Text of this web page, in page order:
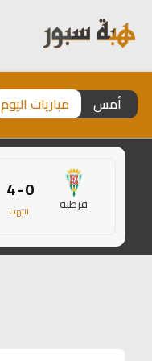
أمس مباريات اليوم
قرطبة 0 - 4
انتهت